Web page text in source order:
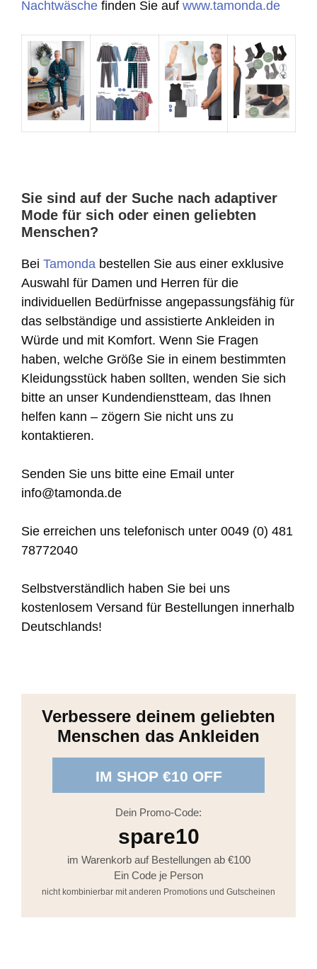
Nachtwäsche finden Sie auf www.tamonda.de
Sie sind auf der Suche nach adaptiver
Mode für sich oder einen geliebten
Menschen?
Bei Tamonda bestellen Sie aus einer exklusive
Auswahl für Damen und Herren für die
individuellen Bedürfnisse angepassungsfähig für
das selbständige und assistierte Ankleiden in
Würde und mit Komfort. Wenn Sie Fragen
haben, welche Größe Sie in einem bestimmten
Kleidungsstück haben sollten, wenden Sie sich
bitte an unser Kundendienstteam, das Ihnen
helfen kann – zögern Sie nicht uns zu
kontaktieren.
Senden Sie uns bitte eine Email unter
info@tamonda.de
Sie erreichen uns telefonisch unter 0049 (0) 481
78772040
Selbstverständlich haben Sie bei uns
kostenlosem Versand für Bestellungen innerhalb
Deutschlands!
Verbessere deinem geliebten
Menschen das Ankleiden
IM SHOP €10 OFF
Dein Promo-Code:
spare10
im Warenkorb auf Bestellungen ab €100
Ein Code je Person
nicht kombinierbar mit anderen Promotions und Gutscheinen